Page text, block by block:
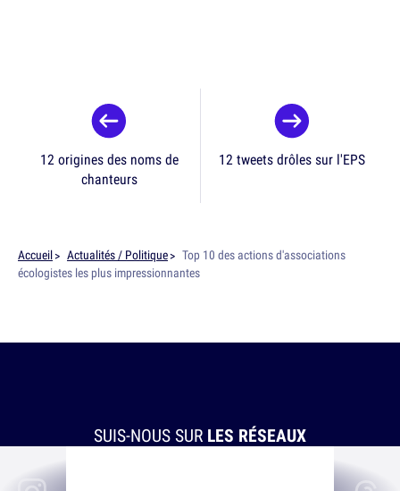
12 origines des noms de
chanteurs
12 tweets drôles sur l'EPS
Accueil Actualités / Politique
Top 10 des actions d'associations
écologistes les plus impressionnantes
SUIS-NOUS SUR LES RÉSEAUX